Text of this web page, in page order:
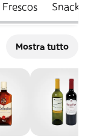
Frescos Snacks
Mostra tutto